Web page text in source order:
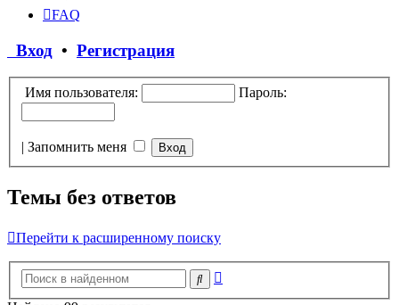
FAQ
Вход • Регистрация
Имя пользователя: Пароль:
| Запомнить меня
Темы без ответов
Перейти к расширенному поиску
Поиск